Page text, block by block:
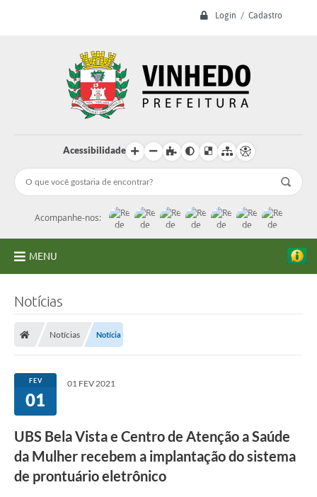
Login / Cadastro
Acessibilidade
Acompanhe-nos:
MENU
Licitações
Transparência
Concursos e Processos Seletivos
Notícias
Notícias Notícia
FEV
01
01 FEV 2021
UBS Bela Vista e Centro de Atenção a Saúde
da Mulher recebem a implantação do sistema
de prontuário eletrônico